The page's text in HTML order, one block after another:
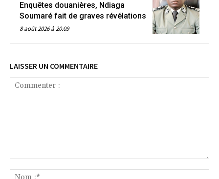
Enquêtes douanières, Ndiaga
Soumaré fait de graves révélations
8 août 2026 à 20:09
LAISSER UN COMMENTAIRE